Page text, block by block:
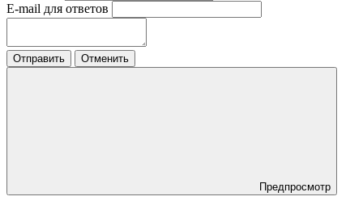
E-mail для ответов
Отправить Отменить
Предпросмотр